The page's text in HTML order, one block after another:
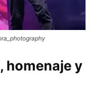
homenaje y